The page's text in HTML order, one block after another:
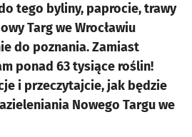
tego byliny, paprocie, trawy
Targ we Wrocławiu
do poznania. Zamiast
ponad 63 tysiące roślin!
i przeczytajcie, jak będzie
Nowego Targu we